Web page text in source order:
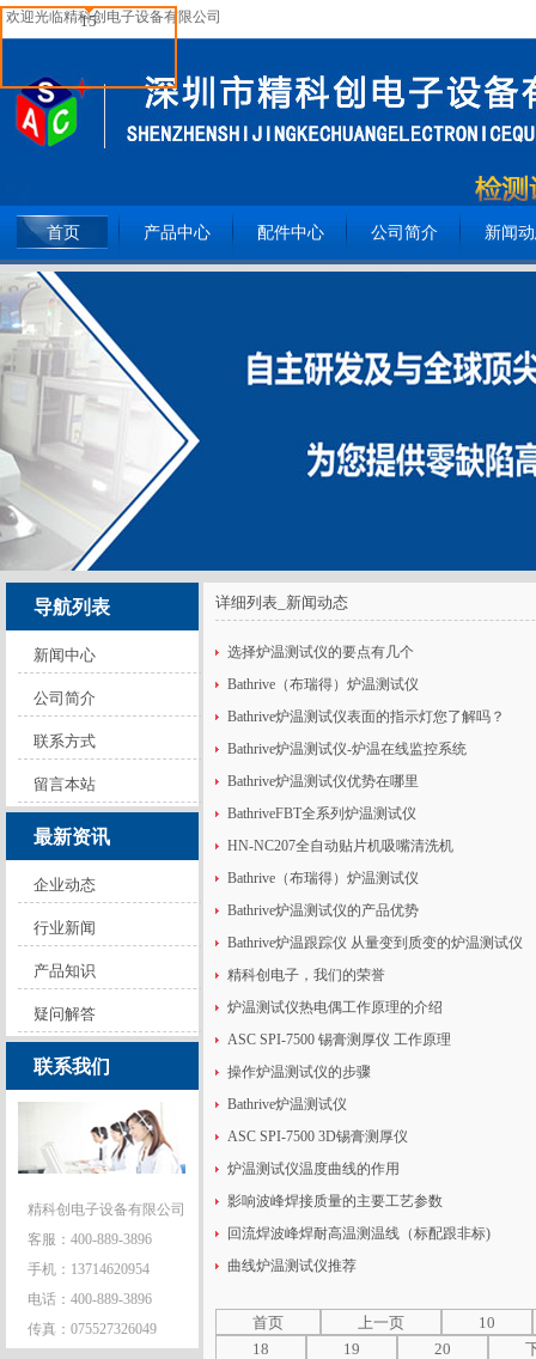
欢迎光临精科创电子设备有限公司
全国服务热线：15362093809
首页 产品中心 配件中心 公司简介 新闻
导航列表
新闻中心
公司简介
联系方式
留言本站
最新资讯
企业动态
行业新闻
产品知识
疑问解答
联系我们
精科创电子设备有限公司
客服：400-889-3896
手机：13714620954
电话：400-889-3896
传真：075527326049
详细列表_新闻动态
选择炉温测试仪的要点有几个
Bathrive（布瑞得）炉温测试仪
Bathrive炉温测试仪表面的指示灯您了解吗？
Bathrive炉温测试仪-炉温在线监控系统
Bathrive炉温测试仪优势在哪里
BathriveFBT全系列炉温测试仪
HN-NC207全自动贴片机吸嘴清洗机
Bathrive（布瑞得）炉温测试仪
Bathrive炉温测试仪的产品优势
Bathrive炉温跟踪仪 从量变到质变的炉温测试仪
精科创电子，我们的荣誉
炉温测试仪热电偶工作原理的介绍
ASC SPI-7500 锡膏测厚仪 工作原理
操作炉温测试仪的步骤
Bathrive炉温测试仪
ASC SPI-7500 3D锡膏测厚仪
炉温测试仪温度曲线的作用
影响波峰焊接质量的主要工艺参数
回流焊波峰焊耐高温测温线（标配跟非标)
曲线炉温测试仪推荐
首页 上一页 10
15
18 19 20